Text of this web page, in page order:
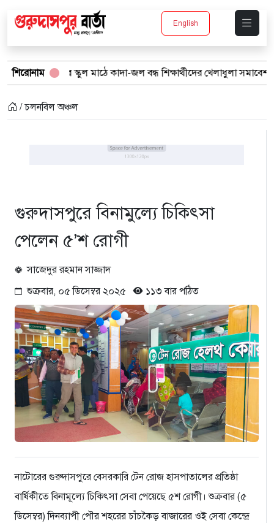
English
শিরোনাম
স্কুল মাঠে কাদা-জল বন্ধ শিক্ষার্থীদের খেলাধুলা সমাবেশ বর্ষার
/ চলনবিল অঞ্চল
গুরুদাসপুরে বিনামুল্যে চিকিৎসা
পেলেন ৫’শ রোগী
সাজেদুর রহমান সাজ্জাদ
শুক্রবার, ০৫ ডিসেম্বর ২০২৫
১১৩ বার পঠিত
নাটোরের গুরুদাসপুরে বেসরকারি টেন রোজ হাসপাতালের প্রতিষ্ঠা
বার্ষিকীতে বিনামূল্যে চিকিৎসা সেবা পেয়েছে ৫শ রোগী। শুক্রবার (৫
ডিসেম্বর) দিনব্যাপী পৌর শহরের চাঁচকৈড় বাজারের ওই সেবা কেন্দ্রে